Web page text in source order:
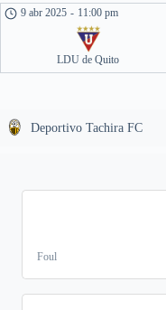
9 abr 2025 - 11:00 pm
LDU de Quito
Deportivo Tachira FC
Foul